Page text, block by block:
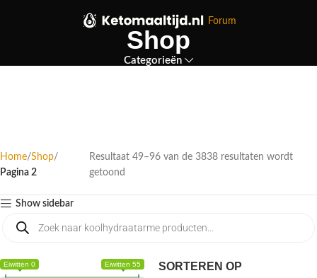
Forum
Shop
Categorieën
Home Shop
Pagina 2
Resultaat 49–96 van de 3838 resultaten wordt
getoond
Show sidebar
Eiwitten 0 Eiwitten 55 SORTEREN OP